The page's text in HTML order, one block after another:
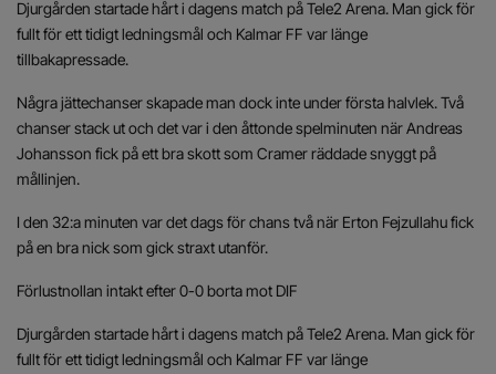
Djurgården startade hårt i dagens match på Tele2 Arena. Man gick för
fullt för ett tidigt ledningsmål och Kalmar FF var länge
tillbakapressade.
Några jättechanser skapade man dock inte under första halvlek. Två
chanser stack ut och det var i den åttonde spelminuten när Andreas
Johansson fick på ett bra skott som Cramer räddade snyggt på
mållinjen.
I den 32:a minuten var det dags för chans två när Erton Fejzullahu fick
på en bra nick som gick straxt utanför.
Förlustnollan intakt efter 0-0 borta mot DIF
Djurgården startade hårt i dagens match på Tele2 Arena. Man gick för
fullt för ett tidigt ledningsmål och Kalmar FF var länge